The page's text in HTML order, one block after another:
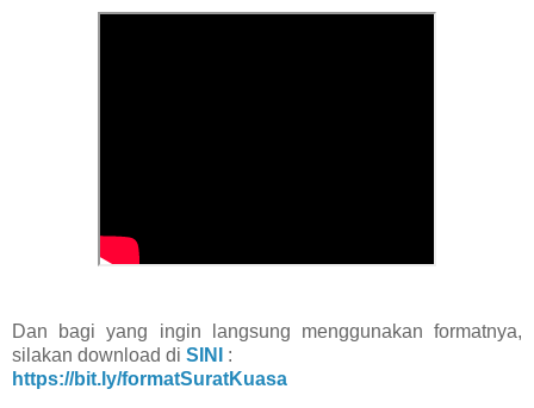
Dan bagi yang ingin langsung menggunakan formatnya,
silakan download di SINI
:
https://bit.ly/formatSuratKuasa